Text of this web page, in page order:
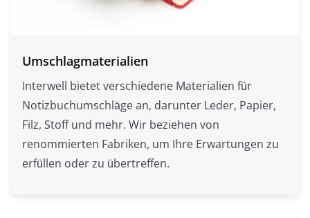
Umschlagmaterialien
Interwell bietet verschiedene Materialien für
Notizbuchumschläge an, darunter Leder, Papier,
Filz, Stoff und mehr. Wir beziehen von
renommierten Fabriken, um Ihre Erwartungen zu
erfüllen oder zu übertreffen.